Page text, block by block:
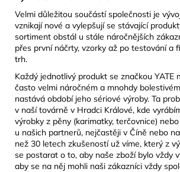
Velmi důležitou součástí společnosti je
vznikají nové a vylepšují se stávající
sortiment obstál u stále náročnějších
přes první náčrty, vzorky až po testování a
trh.
Každý jednotlivý produkt se značkou YATE
často velmi náročném a mnohdy
nastává období jeho sériové výroby. Ta
v naší továrně v Hradci Králové, kde
výrobky z pěny (karimatky, terčovnice)
u našich partnerů, nejčastěji v Číně nebo
než 30 letech zkušeností už víme, který z
se postarat o to, aby naše zboží bylo vždy
aby se na něj mohli naši zákazníci vždy